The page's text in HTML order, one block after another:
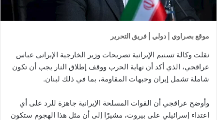
موقع بصراوي | دولي | فريق التحرير
نقلت وكالة تسنيم الإيرانية تصريحات وزير الخارجية الإيراني عباس
عراقجي، الذي أكد أن نهاية الحرب ووقف إطلاق النار يجب أن تكون
شاملة تشمل إيران وجبهات المقاومة، بما في ذلك لبنان.
وأوضح عراقجي أن القوات المسلحة الإيرانية جاهزة للرد على أي
اعتداء إسرائيلي على بيروت، مشيرًا إلى أن مثل هذا الهجوم ستكون